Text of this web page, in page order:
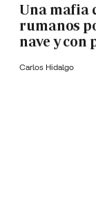
Una mafia
rumanos
nave y con
Carlos Hidalgo